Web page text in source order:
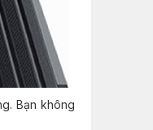
Bạn không